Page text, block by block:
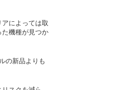
によっては取
機種が見つか
の新品よりも